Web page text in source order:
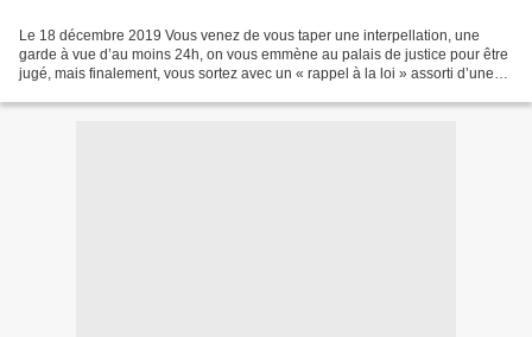
Le 18 décembre 2019 Vous venez de vous taper une interpellation, une
garde à vue d’au moins 24h, on vous emmène au palais de justice pour être
jugé, mais finalement, vous sortez avec un « rappel à la loi » assorti d’une